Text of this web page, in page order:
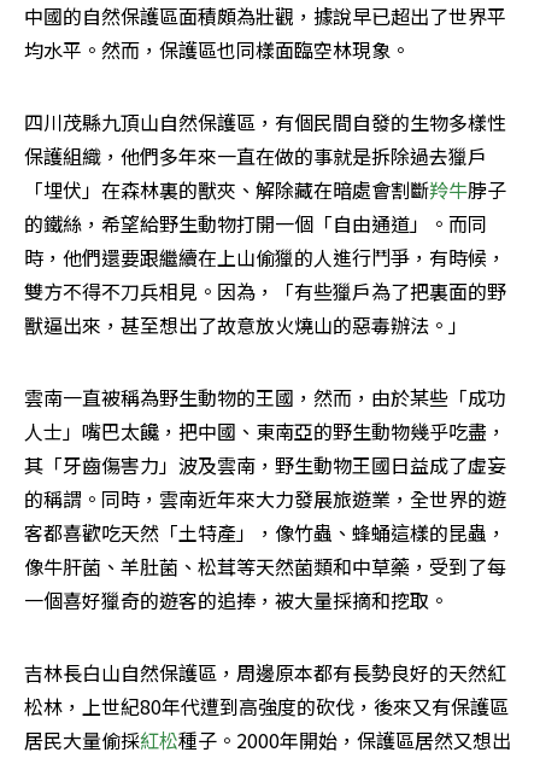
中國的自然保護區面積頗為壯觀，據說早已超出了世界平
均水平。然而，保護區也同樣面臨空林現象。
四川茂縣九頂山自然保護區，有個民間自發的生物多樣性
保護組織，他們多年來一直在做的事就是拆除過去獵戶
「埋伏」在森林裏的獸夾、解除藏在暗處會割斷羚牛脖子
的鐵絲，希望給野生動物打開一個「自由通道」。而同
時，他們還要跟繼續在上山偷獵的人進行鬥爭，有時候，
雙方不得不刀兵相見。因為，「有些獵戶為了把裏面的野
獸逼出來，甚至想出了故意放火燒山的惡毒辦法。」
雲南一直被稱為野生動物的王國，然而，由於某些「成功
人士」嘴巴太饞，把中國、東南亞的野生動物幾乎吃盡，
其「牙齒傷害力」波及雲南，野生動物王國日益成了虛妄
的稱謂。同時，雲南近年來大力發展旅遊業，全世界的遊
客都喜歡吃天然「土特產」，像竹蟲、蜂蛹這樣的昆蟲，
像牛肝菌、羊肚菌、松茸等天然菌類和中草藥，受到了每
一個喜好獵奇的遊客的追捧，被大量採摘和挖取。
吉林長白山自然保護區，周邊原本都有長勢良好的天然紅
松林，上世紀80年代遭到高強度的砍伐，後來又有保護區
居民大量偷採紅松種子。2000年開始，保護區居然又想出